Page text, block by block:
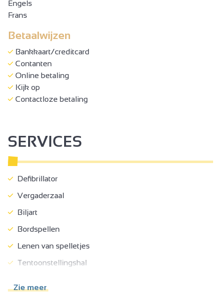
Engels
Frans
Betaalwijzen
Bankkaart/creditcard
Contanten
Online betaling
Kijk op
Contactloze betaling
SERVICES
Defibrillator
Vergaderzaal
Biljart
Bordspellen
Lenen van spelletjes
Tentoonstellingshal
Zie meer